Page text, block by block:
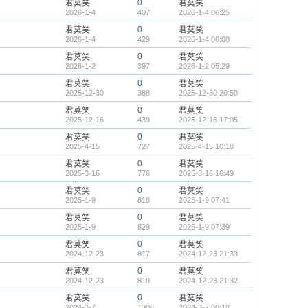
君莫笑
2026-1-4
0
407
君莫笑
2026-1-4 06:25
君莫笑
2026-1-4
0
429
君莫笑
2026-1-4 06:08
君莫笑
2026-1-2
0
397
君莫笑
2026-1-2 05:29
君莫笑
2025-12-30
0
388
君莫笑
2025-12-30 20:50
君莫笑
2025-12-16
0
439
君莫笑
2025-12-16 17:05
君莫笑
2025-4-15
0
727
君莫笑
2025-4-15 10:18
君莫笑
2025-3-16
0
776
君莫笑
2025-3-16 16:49
君莫笑
2025-1-9
0
818
君莫笑
2025-1-9 07:41
君莫笑
2025-1-9
0
829
君莫笑
2025-1-9 07:39
君莫笑
2024-12-23
0
817
君莫笑
2024-12-23 21:33
君莫笑
2024-12-23
0
819
君莫笑
2024-12-23 21:32
君莫笑 0 君莫笑